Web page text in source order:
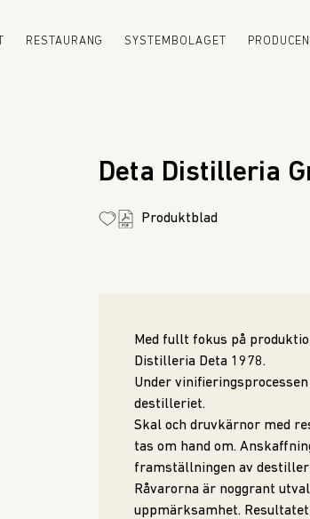
RESTAURANG SYSTEMBOLAGET
Deta Distilleria
Produktblad
Med fullt fokus på
Distilleria Deta 1978.
Under
destilleriet.
Skal och druvkärnor med
tas om hand om.
framställningen av
Råvarorna är noggrant
uppmärksamhet.